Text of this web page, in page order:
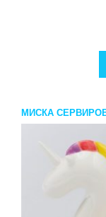
МИСКА
UNICORN